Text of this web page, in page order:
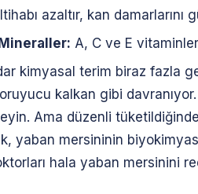
azaltır, kan damarlarını
A, C ve E
kimyasal terim biraz fazla
kalkan gibi
Ama düzenli
yaban mersininin
hala yaban mersinini